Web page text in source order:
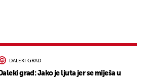
DALEKI GRAD
Daleki grad: Jako je ljuta jer se miješa u